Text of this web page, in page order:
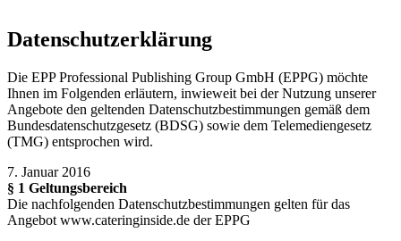
Datenschutzerklärung
Die EPP Professional Publishing Group GmbH (EPPG) möchte
Ihnen im Folgenden erläutern, inwieweit bei der Nutzung unserer
Angebote den geltenden Datenschutzbestimmungen gemäß dem
Bundesdatenschutzgesetz (BDSG) sowie dem Telemediengesetz
(TMG) entsprochen wird.
7. Januar 2016
§ 1 Geltungsbereich
Die nachfolgenden Datenschutzbestimmungen gelten für das
Angebot www.cateringinside.de der EPPG